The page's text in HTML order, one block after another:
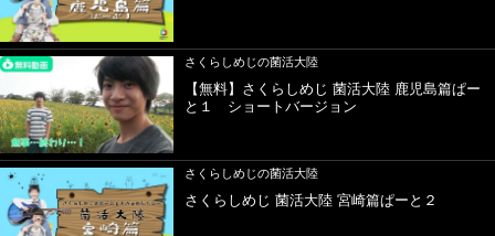
さくらしめじの菌活大陸
【無料】さくらしめじ 菌活大陸 鹿児島篇ぱー
と１ ショートバージョン
さくらしめじの菌活大陸
さくらしめじ 菌活大陸 宮崎篇ぱーと２